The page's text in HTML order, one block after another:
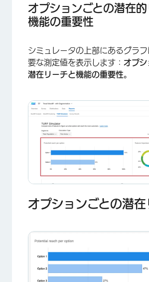
オプションごとの潜在
機能の重要性
シミュレータの上部にあるグラ
要な測定値を表示します： オプ
潜在リーチと機能の重要性。
オプションごとの潜在